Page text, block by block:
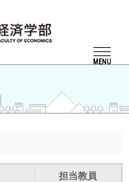
MENU
担当教員